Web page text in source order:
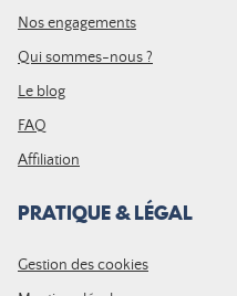
Nos engagements
Qui sommes-nous ?
Le blog
FAQ
Affiliation
PRATIQUE & LÉGAL
Gestion des cookies